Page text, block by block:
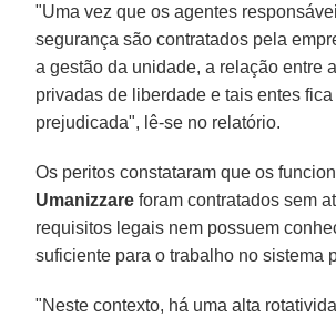
"Uma vez que os agentes
segurança são contratados pela
a gestão da unidade, a relação entre
privadas de liberdade e tais entes
prejudicada", lê-se no relatório.
Os peritos constataram que os
Umanizzare foram contratados sem
requisitos legais nem possuem
suficiente para o trabalho no sistema
"Neste contexto, há uma alta